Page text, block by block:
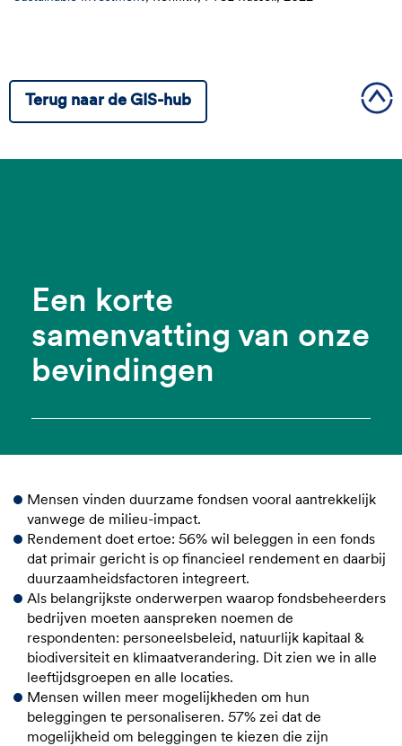
Terug naar de GIS-hub
Een korte
samenvatting van onze
bevindingen
Mensen vinden duurzame fondsen vooral aantrekkelijk
vanwege de milieu-impact.
Rendement doet ertoe: 56% wil beleggen in een fonds
dat primair gericht is op financieel rendement en daarbij
duurzaamheidsfactoren integreert.
Als belangrijkste onderwerpen waarop fondsbeheerders
bedrijven moeten aanspreken noemen de
respondenten: personeelsbeleid, natuurlijk kapitaal &
biodiversiteit en klimaatverandering. Dit zien we in alle
leeftijdsgroepen en alle locaties.
Mensen willen meer mogelijkheden om hun
beleggingen te personaliseren. 57% zei dat de
mogelijkheid om beleggingen te kiezen die zijn